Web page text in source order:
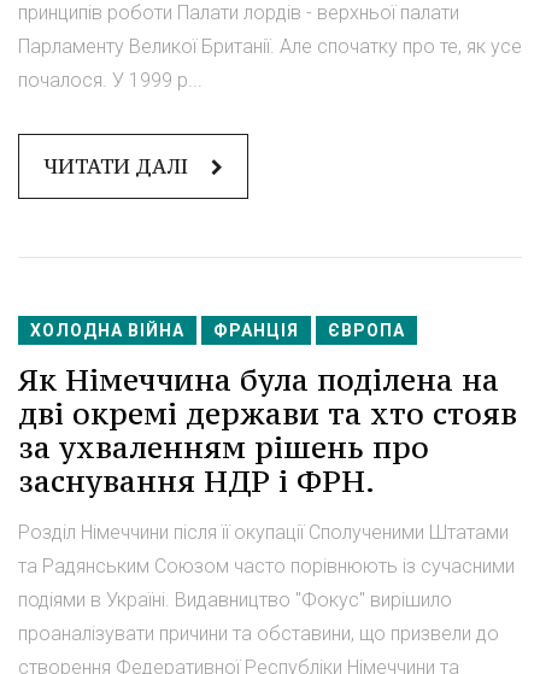
принципів роботи Палати лордів - верхньої палати
Парламенту Великої Британії. Але спочатку про те, як усе
почалося. У 1999 р...
ЧИТАТИ ДАЛІ
ХОЛОДНА ВІЙНА ФРАНЦІЯ ЄВРОПА
Як Німеччина була поділена на
дві окремі держави та хто стояв
за ухваленням рішень про
заснування НДР і ФРН.
Розділ Німеччини після її окупації Сполученими Штатами
та Радянським Союзом часто порівнюють із сучасними
подіями в Україні. Видавництво "Фокус" вирішило
проаналізувати причини та обставини, що призвели до
створення Федеративної Республіки Німеччини та